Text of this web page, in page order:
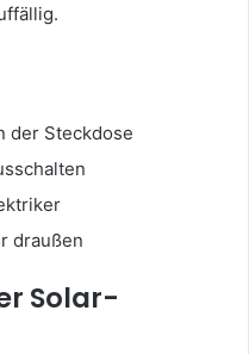
der Steckdose
draußen
Solar-